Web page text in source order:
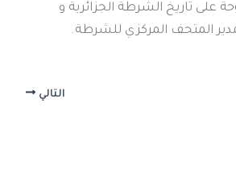
على تاريخ الشرطة الجزائرية و
المتحف المركزي للشرطة.
التالي